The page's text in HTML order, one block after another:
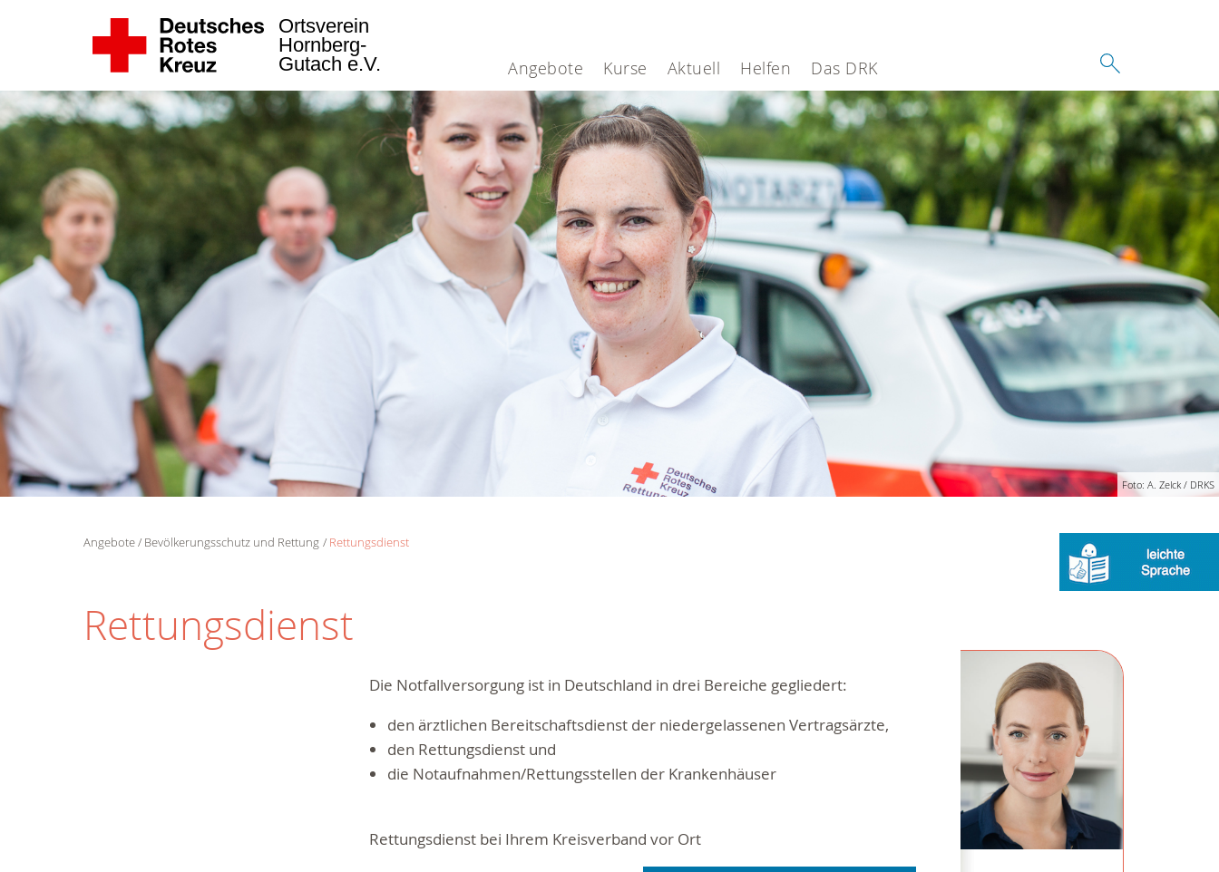
Angebote Kurse Aktuell Helfen Das DRK
Ortsverein
Hornberg-
Gutach e.V.
Foto: A. Zelck / DRKS
Angebote Bevölkerungsschutz und Rettung Rettungsdienst
Rettungsdienst
Die Notfallversorgung ist in Deutschland in drei Bereiche gegliedert:
den ärztlichen Bereitschaftsdienst der niedergelassenen Vertragsärzte,
den Rettungsdienst und
die Notaufnahmen/Rettungsstellen der Krankenhäuser
Rettungsdienst bei Ihrem Kreisverband vor Ort